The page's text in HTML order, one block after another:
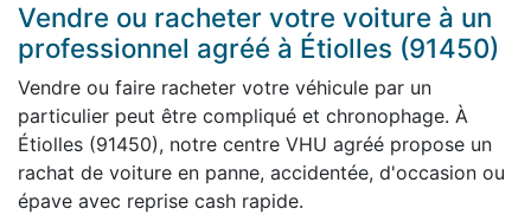
Vendre ou racheter votre voiture à un
professionnel agréé à Étiolles (91450)
Vendre ou faire racheter votre véhicule par un
particulier peut être compliqué et chronophage. À
Étiolles (91450), notre centre VHU agréé propose un
rachat de voiture en panne, accidentée, d'occasion ou
épave avec reprise cash rapide.